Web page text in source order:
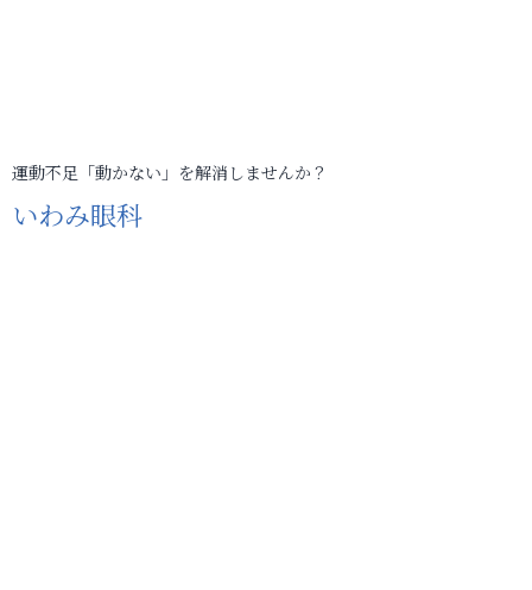
運動不足「動かない」を解消しませんか？
いわみ眼科